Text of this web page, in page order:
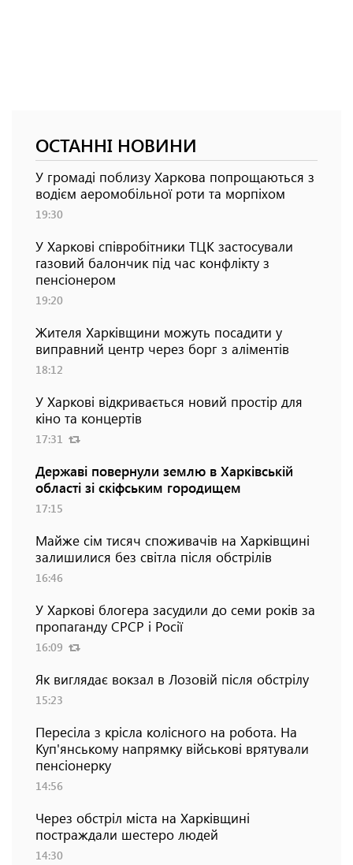
ОСТАННІ НОВИНИ
У громаді поблизу Харкова попрощаються з
водієм аеромобільної роти та морпіхом
19:30
У Харкові співробітники ТЦК застосували
газовий балончик під час конфлікту з
пенсіонером
19:20
Жителя Харківщини можуть посадити у
виправний центр через борг з аліментів
18:12
У Харкові відкривається новий простір для
кіно та концертів
17:31
Державі повернули землю в Харківській
області зі скіфським городищем
17:15
Майже сім тисяч споживачів на Харківщині
залишилися без світла після обстрілів
16:46
У Харкові блогера засудили до семи років за
пропаганду СРСР і Росії
16:09
Як виглядає вокзал в Лозовій після обстрілу
15:23
Пересіла з крісла колісного на робота. На
Куп'янському напрямку військові врятували
пенсіонерку
14:56
Через обстріл міста на Харківщині
постраждали шестеро людей
14:30